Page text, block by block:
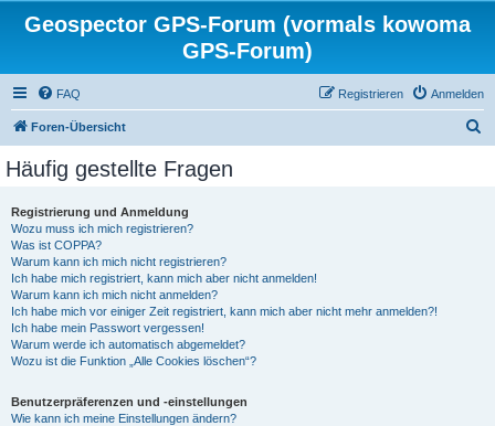
Geospector GPS-Forum (vormals kowoma
GPS-Forum)
FAQ Anmelden
Registrieren
Foren-Übersicht
Häufig gestellte Fragen
Registrierung und Anmeldung
Wozu muss ich mich registrieren?
Was ist COPPA?
Warum kann ich mich nicht registrieren?
Ich habe mich registriert, kann mich aber nicht anmelden!
Warum kann ich mich nicht anmelden?
Ich habe mich vor einiger Zeit registriert, kann mich aber nicht mehr anmelden?!
Ich habe mein Passwort vergessen!
Warum werde ich automatisch abgemeldet?
Wozu ist die Funktion „Alle Cookies löschen“?
Benutzerpräferenzen und -einstellungen
Wie kann ich meine Einstellungen ändern?